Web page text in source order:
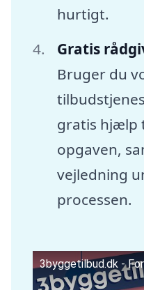
hurtigt.
Gratis
Bruger du
gratis hjælp
opgaven,
vejledning
processen.
3byggetilbud.dk -